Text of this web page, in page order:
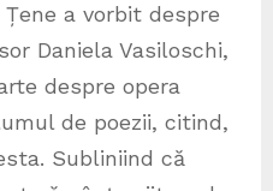
a vorbit despre
Daniela Vasiloschi,
despre opera
de poezii, citind,
Subliniind că